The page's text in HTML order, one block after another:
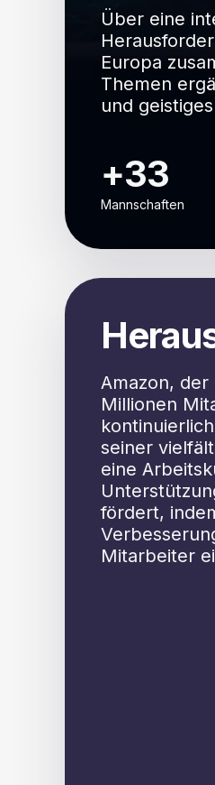
Über eine
Europa
Themen
und
+33
Mannschaften
Amazon, der
Millionen
seiner
eine
fördert,
Mitarbeiter